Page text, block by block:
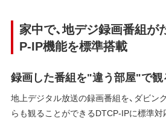
家中で、地デジ録画番組が
P-IP機能を標準搭載
録画した番組を"違う部屋"で観
地上デジタル放送の録画番組を、ダビン
らも観ることができるDTCP-IPに標準対